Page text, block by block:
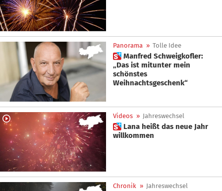
Panorama » Tolle Idee
 Manfred Schweigkofler:
„Das ist mitunter mein
schönstes
Weihnachtsgeschenk“
Videos » Jahreswechsel
 Lana heißt das neue Jahr
willkommen
Chronik » Jahreswechsel